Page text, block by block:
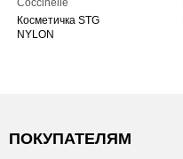
Coccinelle
Косметичка STG
NYLON
ПОКУПАТЕЛЯМ